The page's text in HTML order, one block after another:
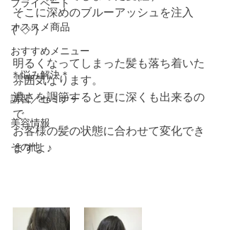
プライベート
オススメ商品
おすすめメニュー
＊悩み解決＊
講習／セミナー
美容情報
その他
そこに深めのブルーアッシュを注入
(''◇'')ゞ
明るくなってしまった髪も落ち着いた
雰囲気なります。
濃さを調節すると更に深くも出来るの
で
お客様の髪の状態に合わせて変化でき
ますよ♪